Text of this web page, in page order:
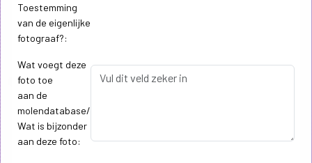
Toestemming
van de eigenlijke
fotograaf?:
Wat voegt deze
foto toe
aan de
molendatabase/
Wat is bijzonder
aan deze foto: